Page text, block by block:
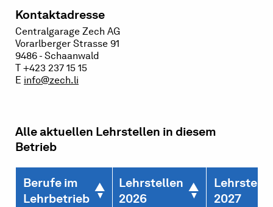
Kontaktadresse
Centralgarage Zech AG
Vorarlberger Strasse 91
9486 - Schaanwald
T +423 237 15 15
E info@zech.li
Alle aktuellen Lehrstellen in diesem
Betrieb
Berufe im
Lehrbetrieb
Lehrstellen
2026
2027